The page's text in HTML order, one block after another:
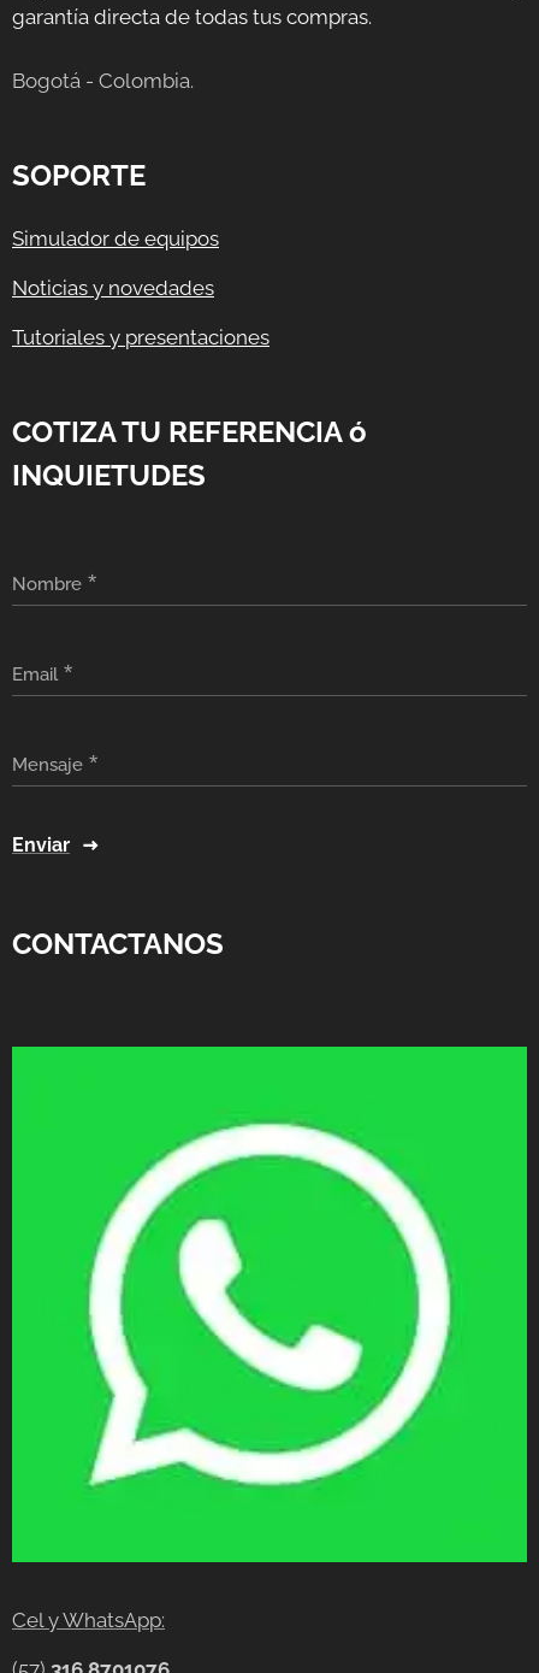
garantía directa de todas tus compras.
Bogotá - Colombia.
SOPORTE
Simulador de equipos
Noticias y novedades
Tutoriales y presentaciones
COTIZA TU REFERENCIA ó
INQUIETUDES
Nombre
Email
Mensaje
Enviar
CONTACTANOS
Cel y WhatsApp: